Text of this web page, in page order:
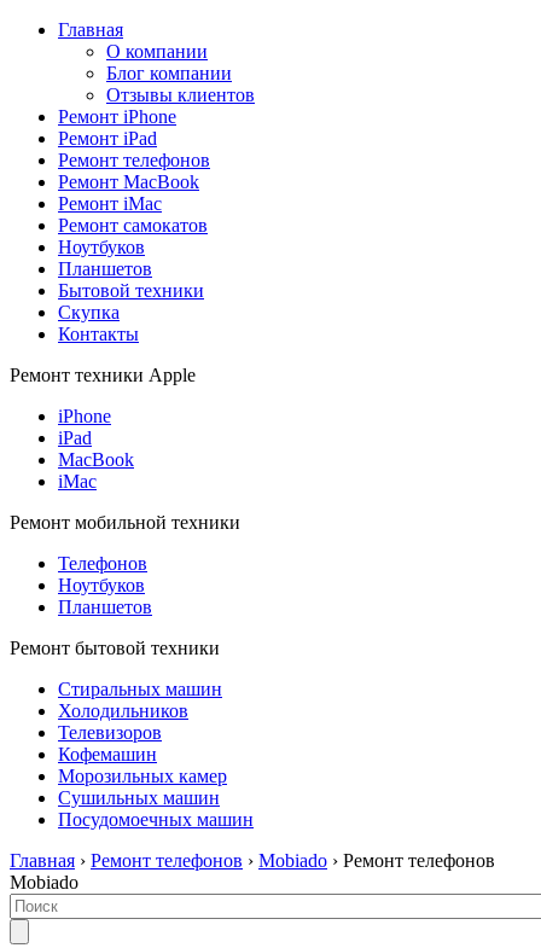
Главная
О компании
Блог компании
Отзывы клиентов
Ремонт iPhone
Ремонт iPad
Ремонт телефонов
Ремонт MacBook
Ремонт iMac
Ремонт самокатов
Ноутбуков
Планшетов
Бытовой техники
Скупка
Контакты
Ремонт техники Apple
iPhone
iPad
MacBook
iMac
Ремонт мобильной техники
Телефонов
Ноутбуков
Планшетов
Ремонт бытовой техники
Стиральных машин
Холодильников
Телевизоров
Кофемашин
Морозильных камер
Сушильных машин
Посудомоечных машин
Главная › Ремонт телефонов › Mobiado › Ремонт телефонов
Mobiado